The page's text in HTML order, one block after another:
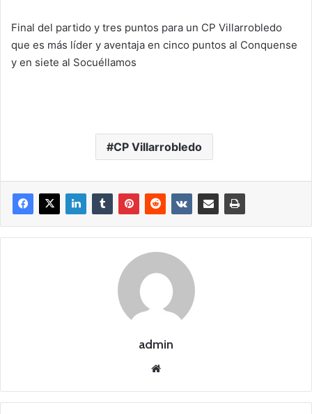
Final del partido y tres puntos para un CP Villarrobledo
que es más líder y aventaja en cinco puntos al Conquense
y en siete al Socuéllamos
CP Villarrobledo
admin
we